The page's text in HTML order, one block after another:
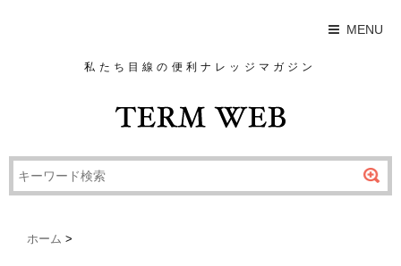
MENU
私たち目線の便利ナレッジマガジン
ホーム >